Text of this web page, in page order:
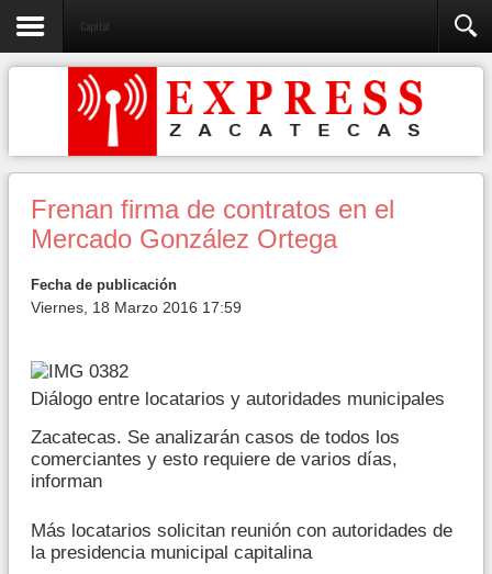
Capital
Frenan firma de contratos en el
Mercado González Ortega
Fecha de publicación
Viernes, 18 Marzo 2016 17:59
Diálogo entre locatarios y autoridades municipales
Zacatecas. Se analizarán casos de todos los
comerciantes y esto requiere de varios días,
informan
Más locatarios solicitan reunión con autoridades de
la presidencia municipal capitalina